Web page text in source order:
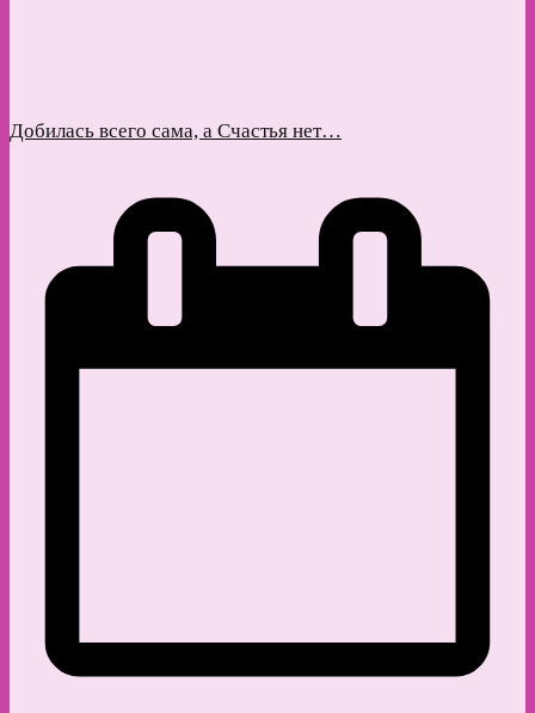
Добилась всего сама, а Счастья нет…